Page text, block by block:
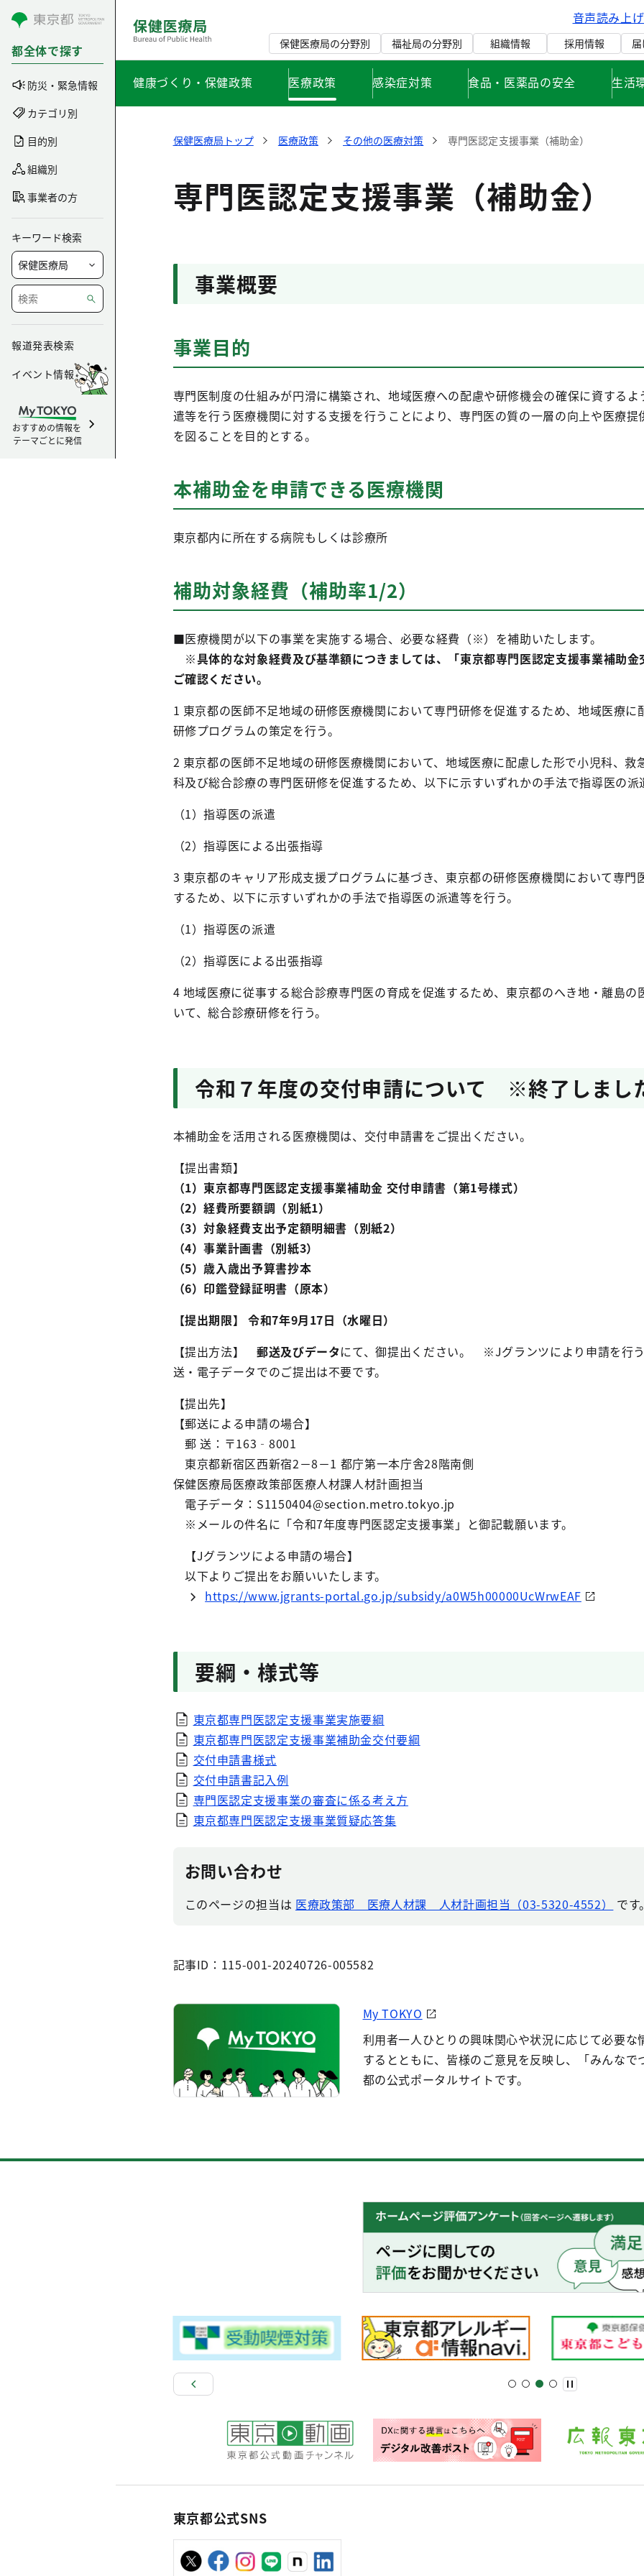
コンテンツにスキップ
都全体で探す
防災・緊急情報
カテゴリ別
目的別
組織別
事業者の方
キーワード検索
報道発表検索
イベント情報
おすすめの情報を
テーマごとに発信
音声読み上
保健医療局の分野別 福祉局の分野別 組織情報 採用情報
健康づくり・保健政策 医療政策 感染症対策 食品・医薬品の安全 生活
保健医療局トップ 医療政策 その他の医療対策 専門医認定支援事業（補助金）
専門医認定支援事業（補助金）
事業概要
事業目的
専門医制度の仕組みが円滑に構築され、地域医療への配慮や研修機会の確保に資するよ
遣等を行う医療機関に対する支援を行うことにより、専門医の質の一層の向上や医療提
を図ることを目的とする。
本補助金を申請できる医療機関
東京都内に所在する病院もしくは診療所
補助対象経費（補助率1/2）
■医療機関が以下の事業を実施する場合、必要な経費（※）を補助いたします。
※具体的な対象経費及び基準額につきましては、「東京都専門医認定支援事業補助金
ご確認ください。
1 東京都の医師不足地域の研修医療機関において専門研修を促進するため、地域医療に
研修プログラムの策定を行う。
2 東京都の医師不足地域の研修医療機関において、地域医療に配慮した形で小児科、救
科及び総合診療の専門医研修を促進するため、以下に示すいずれかの手法で指導医の派
（1）指導医の派遣
（2）指導医による出張指導
3 東京都のキャリア形成支援プログラムに基づき、東京都の研修医療機関において専門
するため、以下に示すいずれかの手法で指導医の派遣等を行う。
（1）指導医の派遣
（2）指導医による出張指導
4 地域医療に従事する総合診療専門医の育成を促進するため、東京都のへき地・離島の
いて、総合診療研修を行う。
令和７年度の交付申請について ※終了しまし
本補助金を活用される医療機関は、交付申請書をご提出ください。
【提出書類】
（1）東京都専門医認定支援事業補助金 交付申請書（第1号様式）
（2）経費所要額調（別紙1）
（3）対象経費支出予定額明細書（別紙2）
（4）事業計画書（別紙3）
（5）歳入歳出予算書抄本
（6）印鑑登録証明書（原本）
【提出期限】 令和7年9月17日（水曜日）
【提出方法】 郵送及びデータにて、御提出ください。 ※Jグランツにより申請を行
送・電子データでのご提出は不要です。
【提出先】
【郵送による申請の場合】
郵 送：〒163‐8001
東京都新宿区西新宿2－8－1 都庁第一本庁舎28階南側
保健医療局医療政策部医療人材課人材計画担当
電子データ：S1150404@section.metro.tokyo.jp
※メールの件名に「令和7年度専門医認定支援事業」と御記載願います。
【Jグランツによる申請の場合】
以下よりご提出をお願いいたします。
https://www.jgrants-portal.go.jp/subsidy/a0W5h00000UcWrwEAF
要綱・様式等
東京都専門医認定支援事業実施要綱
東京都専門医認定支援事業補助金交付要綱
交付申請書様式
交付申請書記入例
専門医認定支援事業の審査に係る考え方
東京都専門医認定支援事業質疑応答集
お問い合わせ
このページの担当は 医療政策部 医療人材課 人材計画担当（03-5320-4552） です
記事ID：115-001-20240726-005582
My TOKYO
利用者一人ひとりの興味関心や状況に応じて必要な
するとともに、皆様のご意見を反映し、「みんなで
都の公式ポータルサイトです。
東京都公式SNS